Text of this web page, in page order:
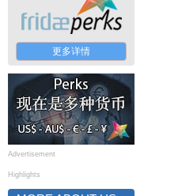
更多详情
Advertisement
Highlights